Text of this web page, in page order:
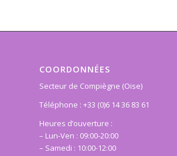
COORDONNÉES
Secteur de Compiègne (Oise)
Téléphone : +33 (0)6 14 36 83 61
Heures d’ouverture :
– Lun-Ven : 09:00-20:00
– Samedi : 10:00-12:00